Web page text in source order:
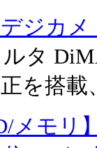
ジカメ
タ
を搭
メモリ